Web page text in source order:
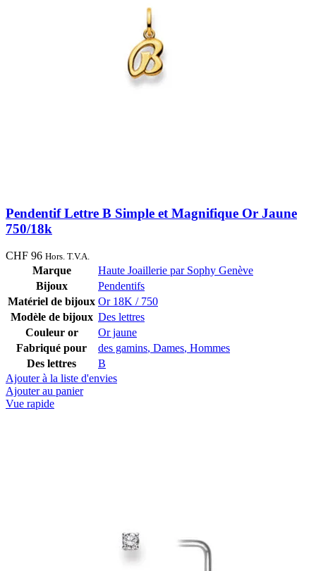
Pendentif Lettre B Simple et Magnifique Or Jaune
750/18k
CHF 96 Hors. T.V.A.
Marque
Haute Joaillerie par Sophy Genève
Bijoux
Pendentifs
Matériel de bijoux Or 18K / 750
Modèle de bijoux Des lettres
Couleur or
Or jaune
Fabriqué pour
des gamins, Dames, Hommes
Des lettres
B
Ajouter à la liste d'envies
Ajouter au panier
Vue rapide